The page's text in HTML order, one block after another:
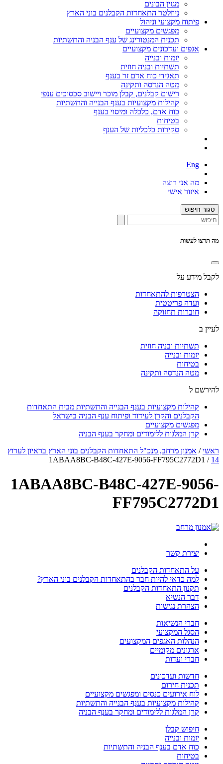
מגזין הבונים
ניוזלטר התאחדות הקבלנים בוני הארץ
פיתוח מקצועי וניהול
מפגשים מקצועיים
תכנית המנטורינג של ענף הבניה והתשתיות
אגפים ועדכונים מקצועיים
יזמות ובנייה
תשתיות ובניה חוזית
תאגידי כוח אדם זר בענף
מטה הנדסה ותקינה
רישום קבלנים, קבלן מוכר ויישוב סכסוכים ענפי
קהילות מקצועיות בענף הבנייה והתשתיות
כוח אדם, כלכלה ומיסוי בענף
בטיחות
סקירות כלכליות של הענף
Eng
מה אני רוצה
איזור אישי
סגור חיפוש
מה תרצו לעשות
לקבל מידע על
הצטרפות להתאחדות
ועדה פריטטית
חוברות תחזוקה
לעיין ב
תשתיות ובניה חוזית
יזמות ובנייה
בטיחות
מטה הנדסה ותקינה
להירשם ל
קהילות מקצועיות בענף הבנייה והתשתיות מבית התאחדות
הקבלנים והקרן לעידוד ופיתוח ענף הבניה בישראל
מפגשים מקצועיים
קרן המלגות ללימודים ומחקר בענף הבניה
ראשי/ אמנון מרחב, מנכ"ל התאחדות הקבלנים בוני הארץ בראיון לערוץ
14
/
1ABAA8BC-B48C-427E-9056-FF795C2772D1
1ABAA8BC-B48C-427E-9056-
FF795C2772D1
יצירת קשר
על התאחדות הקבלנים
למה כדאי להיות חבר בהתאחדות הקבלנים בוני הארץ?
תקנון התאחדות הקבלנים
דבר הנשיא
הצהרת נגישות
חברי הנשיאות
הסגל המקצועי
הנהלות האגפים המקצועים
ארגונים מקומיים
חברי ועדות
חדשות ועדכונים
תכנית חירום
לוח אירועים כנסים ומפגשים מקצועיים
קהילות מקצועיות בענף הבנייה והתשתיות
קרן המלגות ללימודים ומחקר בענף הבניה
חיפוש קבלן
יזמות ובנייה
כוח אדם בענף הבניה והתשתיות
בטיחות